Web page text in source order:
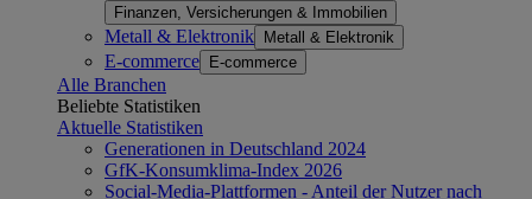
Finanzen, Versicherungen & Immobilien
Metall & Elektronik Metall & Elektronik
E-commerce E-commerce
Alle Branchen
Beliebte Statistiken
Aktuelle Statistiken
Generationen in Deutschland 2024
GfK-Konsumklima-Index 2026
Social-Media-Plattformen - Anteil der Nutzer nach